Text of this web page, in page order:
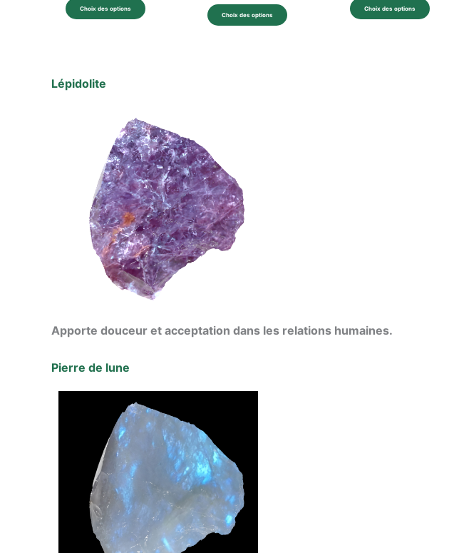
Choix des options
Choix des options
Choix des options
Lépidolite
Apporte douceur et acceptation dans les relations humaines.
Pierre de lune